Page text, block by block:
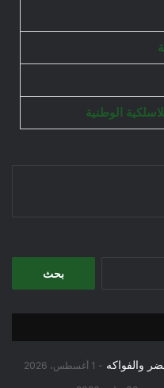
الوطنية
والفواكه 1 أغسطس، 2026